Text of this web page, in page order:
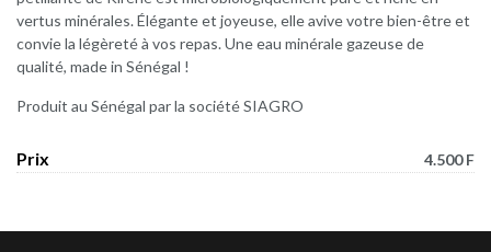
vertus minérales. Élégante et joyeuse, elle avive votre bien-être et
convie la légèreté à vos repas. Une eau minérale gazeuse de
qualité, made in Sénégal !
Produit au Sénégal par la société SIAGRO
Prix 4.500 F